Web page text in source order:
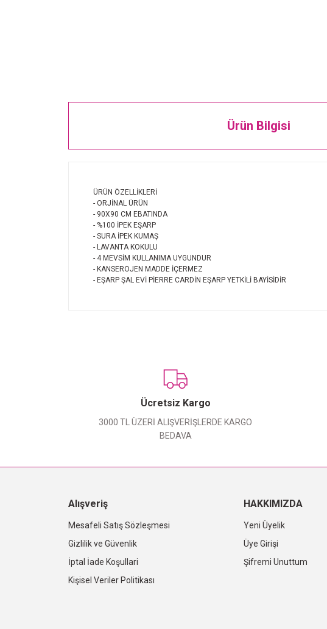
Ürün Bilgisi
ÜRÜN ÖZELLİKLERİ
- ORJİNAL ÜRÜN
- 90X90 CM EBATINDA
- %100 İPEK EŞARP
- SURA İPEK KUMAŞ
- LAVANTA KOKULU
- 4 MEVSİM KULLANIMA UYGUNDUR
- KANSEROJEN MADDE İÇERMEZ
- EŞARP ŞAL EVİ PİERRE CARDİN EŞARP YETKİLİ BAYİSİDİR
Ücretsiz Kargo
3000 TL ÜZERİ ALIŞVERİŞLERDE KARGO
BEDAVA
Alışveriş
Mesafeli Satış Sözleşmesi
Gizlilik ve Güvenlik
İptal İade Koşullari
Kişisel Veriler Politikası
HAKKIMIZDA
Yeni Üyelik
Üye Girişi
Şifremi Unuttum